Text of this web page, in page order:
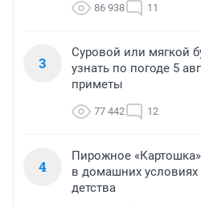
86 938 11
3
Суровой или мягкой
узнать по погоде 5
приметы
77 442 12
4
Пирожное
в домашних
детства